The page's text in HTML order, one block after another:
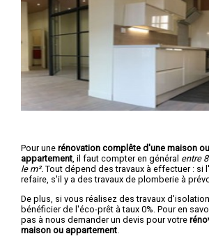
Pour une rénovation complête d'une maison
appartement , il faut compter en général entre
le m². Tout dépend des travaux à effectuer : si
refaire, s'il y a des travaux de plomberie à
De plus, si vous réalisez des travaux
bénéficier de l'éco-prêt à taux 0%. Pour en
pas à nous demander un devis pour votre
maison ou appartement